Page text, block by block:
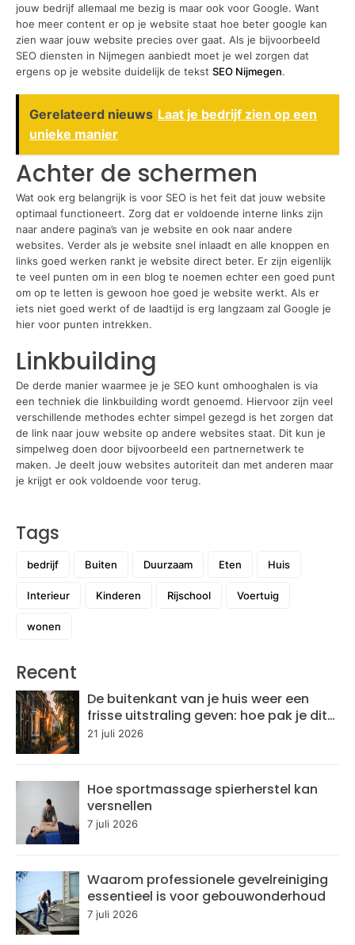
jouw bedrijf allemaal me bezig is maar ook voor Google. Want
hoe meer content er op je website staat hoe beter google kan
zien waar jouw website precies over gaat. Als je bijvoorbeeld
SEO diensten in Nijmegen aanbiedt moet je wel zorgen dat
ergens op je website duidelijk de tekst SEO Nijmegen.
Gerelateerd nieuws Laat je bedrijf zien op een
unieke manier
Achter de schermen
Wat ook erg belangrijk is voor SEO is het feit dat jouw website
optimaal functioneert. Zorg dat er voldoende interne links zijn
naar andere pagina’s van je website en ook naar andere
websites. Verder als je website snel inlaadt en alle knoppen en
links goed werken rankt je website direct beter. Er zijn eigenlijk
te veel punten om in een blog te noemen echter een goed punt
om op te letten is gewoon hoe goed je website werkt. Als er
iets niet goed werkt of de laadtijd is erg langzaam zal Google je
hier voor punten intrekken.
Linkbuilding
De derde manier waarmee je je SEO kunt omhooghalen is via
een techniek die linkbuilding wordt genoemd. Hiervoor zijn veel
verschillende methodes echter simpel gezegd is het zorgen dat
de link naar jouw website op andere websites staat. Dit kun je
simpelweg doen door bijvoorbeeld een partnernetwerk te
maken. Je deelt jouw websites autoriteit dan met anderen maar
je krijgt er ook voldoende voor terug.
Tags
bedrijf Buiten Duurzaam Eten Huis
Interieur Kinderen Rijschool Voertuig
wonen
Recent
De buitenkant van je huis weer een
frisse uitstraling geven: hoe pak je dit
aan?
21 juli 2026
Hoe sportmassage spierherstel kan
versnellen
7 juli 2026
Waarom professionele gevelreiniging
essentieel is voor gebouwonderhoud
7 juli 2026